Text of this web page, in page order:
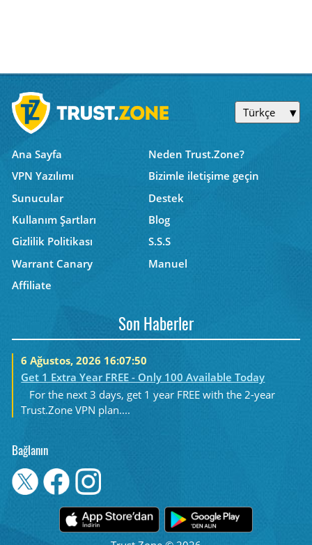
Türkçe
Ana Sayfa
Neden Trust.Zone?
VPN Yazılımı
Bizimle iletişime geçin
Sunucular
Destek
Kullanım Şartları
Blog
Gizlilik Politikası
S.S.S
Warrant Canary
Manuel
Affiliate
Son Haberler
6 Ağustos, 2026 16:07:50
Get 1 Extra Year FREE - Only 100 Available Today
For the next 3 days, get 1 year FREE with the 2-year
Trust.Zone VPN plan....
Bağlanın